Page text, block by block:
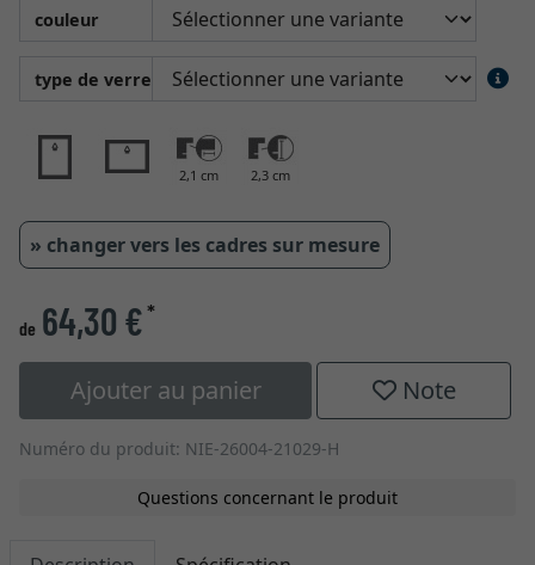
couleur
type de verre
2,1 cm 2,3 cm
» changer vers les cadres sur mesure
de 64,30 €*
Ajouter au panier Note
Numéro du produit: NIE-26004-21029-H
Questions concernant le produit